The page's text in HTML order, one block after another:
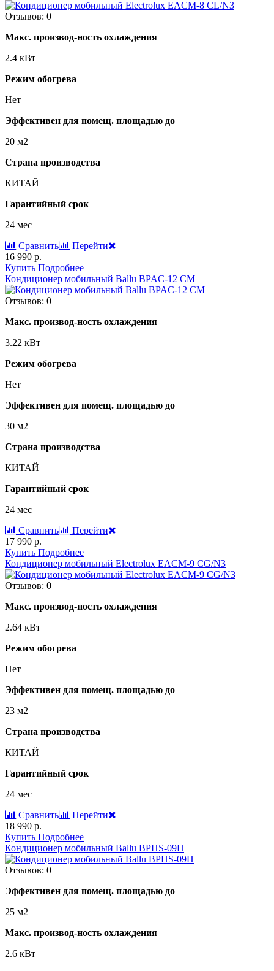
Отзывов: 0
Макс. производ-ность охлаждения
2.4 кВт
Режим обогрева
Нет
Эффективен для помещ. площадью до
20 м2
Страна производства
КИТАЙ
Гарантийный срок
24 мес
Сравнить
Перейти
16 990 р.
Купить Подробнее
Кондиционер мобильный Ballu BPAC-12 CM
Отзывов: 0
Макс. производ-ность охлаждения
3.22 кВт
Режим обогрева
Нет
Эффективен для помещ. площадью до
30 м2
Страна производства
КИТАЙ
Гарантийный срок
24 мес
Сравнить
Перейти
17 990 р.
Купить Подробнее
Кондиционер мобильный Electrolux EACM-9 CG/N3
Отзывов: 0
Макс. производ-ность охлаждения
2.64 кВт
Режим обогрева
Нет
Эффективен для помещ. площадью до
23 м2
Страна производства
КИТАЙ
Гарантийный срок
24 мес
Сравнить
Перейти
18 990 р.
Купить Подробнее
Кондиционер мобильный Ballu BPHS-09H
Отзывов: 0
Эффективен для помещ. площадью до
25 м2
Макс. производ-ность охлаждения
2.6 кВт